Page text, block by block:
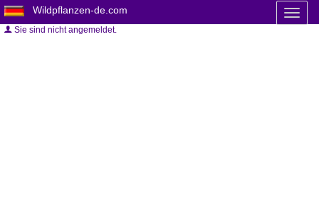
Wildpflanzen-de.com
Sie sind nicht angemeldet.